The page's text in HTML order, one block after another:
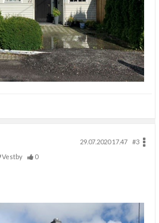
29.07.2020 17.47
#3
Vestby 0